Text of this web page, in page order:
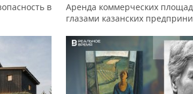
в
Аренда коммерческих
глазами казанских